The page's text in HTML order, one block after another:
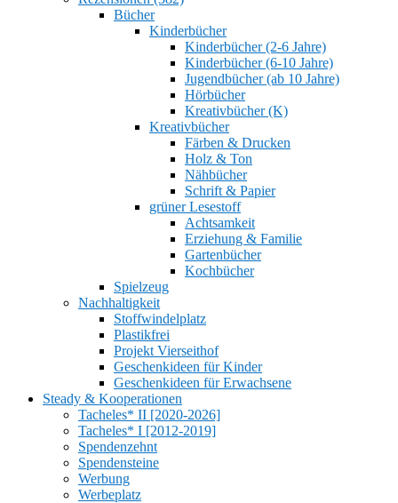
Bücher
Kinderbücher
Kinderbücher (2-6 Jahre)
Kinderbücher (6-10 Jahre)
Jugendbücher (ab 10 Jahre)
Hörbücher
Kreativbücher (K)
Kreativbücher
Färben & Drucken
Holz & Ton
Nähbücher
Schrift & Papier
grüner Lesestoff
Achtsamkeit
Erziehung & Familie
Gartenbücher
Kochbücher
Spielzeug
Nachhaltigkeit
Stoffwindelplatz
Plastikfrei
Projekt Vierseithof
Geschenkideen für Kinder
Geschenkideen für Erwachsene
Steady & Kooperationen
Tacheles* II [2020-2026]
Tacheles* I [2012-2019]
Spendenzehnt
Spendensteine
Werbung
Werbeplatz